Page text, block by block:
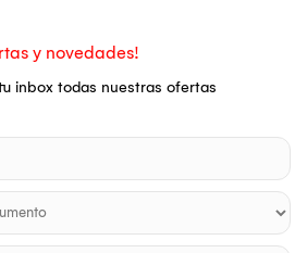
y novedades!
inbox todas nuestras ofertas